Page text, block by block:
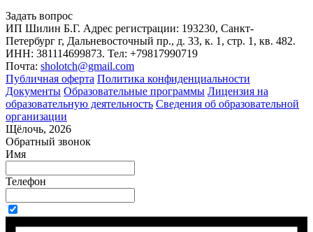
Задать вопрос
ИП Шилин Б.Г. Адрес регистрации: 193230, Санкт-
Петербург г, Дальневосточный пр., д. 33, к. 1, стр. 1, кв. 482.
ИНН: 381114699873. Тел: +79817990719
Почта: sholotch@gmail.com
Публичная оферта Политика конфиденциальности
Документы Образовательные программы Лицензия на
образовательную деятельность Сведения об образовательной
организации
Щёлочь, 2026
Обратный звонок
Имя
Телефон